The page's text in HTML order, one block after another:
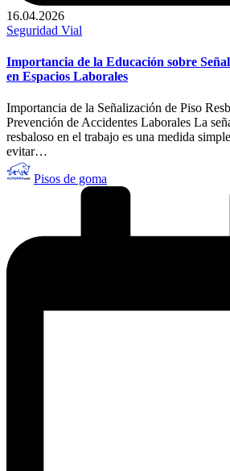
16.04.2026
Publicado
Seguridad Vial
Importancia de la Educación sobre
en Espacios Laborales
Importancia de la Señalización de Piso
Prevención de Accidentes Laborales La
resbaloso en el trabajo es una medida
evitar…
Publicado
por
Pisos de goma